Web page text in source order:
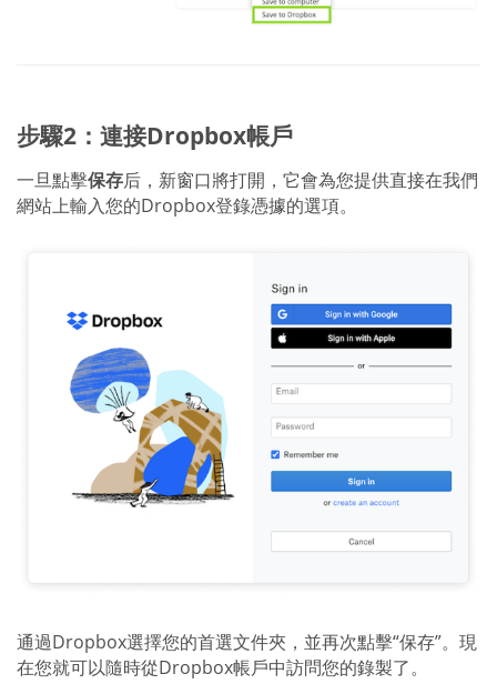
步驟2：連接Dropbox帳戶
一旦點擊保存后，新窗口將打開，它會為您提供直接在我們
網站上輸入您的Dropbox登錄憑據的選項。
通過Dropbox選擇您的首選文件夾，並再次點擊“保存”。現
在您就可以隨時從Dropbox帳戶中訪問您的錄製了。